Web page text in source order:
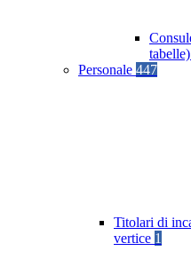
tabelle)
Personale 447
Titolari di
vertice 1